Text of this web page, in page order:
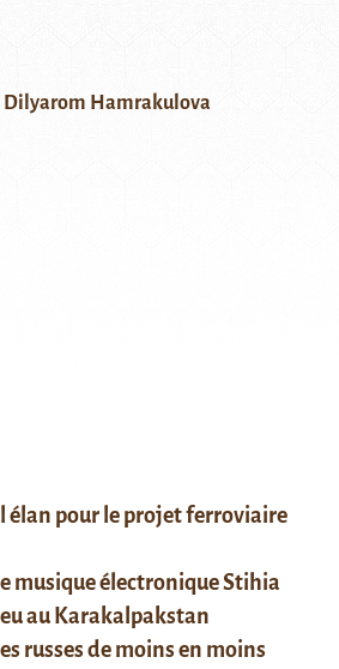
Dilyarom Hamrakulova
élan pour le projet ferroviaire
musique électronique Stihia
au Karakalpakstan
russes de moins en moins